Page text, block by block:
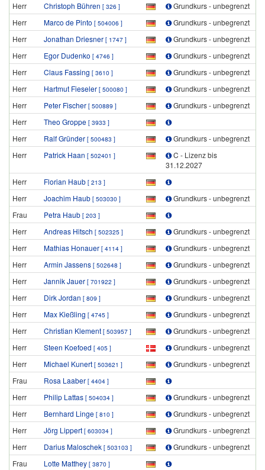
Herr
Christoph Bühren [ 326 ]
Grundkurs - unbegrenzt
Herr
Marco de Pinto [ 504006 ]
Grundkurs - unbegrenzt
Herr
Jonathan Driesner [ 1747 ]
Grundkurs - unbegrenzt
Herr
Egor Dudenko [ 4746 ]
Grundkurs - unbegrenzt
Herr
Claus Fassing [ 3610 ]
Grundkurs - unbegrenzt
Herr
Hartmut Fieseler [ 500080 ]
Grundkurs - unbegrenzt
Herr
Peter Fischer [ 500889 ]
Grundkurs - unbegrenzt
Herr
Theo Groppe [ 3933 ]
Herr Ralf Gründer [ 500483 ]
Grundkurs - unbegrenzt
Herr
Patrick Haan [ 502401 ]
C - Lizenz bis
31.12.2027
Herr
Florian Haub [ 213 ]
Herr Joachim Haub [ 503030 ]
Grundkurs - unbegrenzt
Frau
Petra Haub [ 203 ]
Herr Andreas Hitsch [ 502325 ]
Grundkurs - unbegrenzt
Herr
Mathias Honauer [ 4114 ]
Grundkurs - unbegrenzt
Herr
Armin Jassens [ 502648 ]
Grundkurs - unbegrenzt
Herr
Jannik Jauer [ 701922 ]
Grundkurs - unbegrenzt
Herr
Dirk Jordan [ 809 ]
Grundkurs - unbegrenzt
Herr
Max Kießling [ 4745 ]
Grundkurs - unbegrenzt
Herr
Christian Klement [ 503957 ]
Grundkurs - unbegrenzt
Herr
Steen Koefoed [ 405 ]
Grundkurs - unbegrenzt
Herr
Michael Kunert [ 503621 ]
Grundkurs - unbegrenzt
Frau
Rosa Laaber [ 4404 ]
Herr Philip Lattas [ 504034 ]
Grundkurs - unbegrenzt
Herr
Bernhard Linge [ 810 ]
Grundkurs - unbegrenzt
Herr
Jörg Lippert [ 603034 ]
Grundkurs - unbegrenzt
Herr
Darius Maloschek [ 503103 ]
Grundkurs - unbegrenzt
Frau
Lotte Matthey [ 3870 ]